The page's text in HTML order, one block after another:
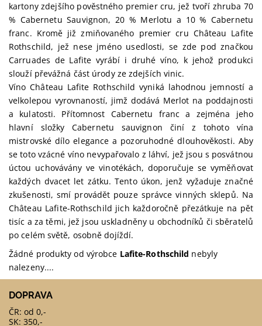
kartony zdejšího pověstného premier cru, jež tvoří zhruba 70
% Cabernetu Sauvignon, 20 % Merlotu a 10 % Cabernetu
franc. Kromě již zmiňovaného premier cru Château Lafite
Rothschild, jež nese jméno usedlosti, se zde pod značkou
Carruades de Lafite vyrábí i druhé víno, k jehož produkci
slouží převážná část úrody ze zdejších vinic.
Víno Château Lafite Rothschild vyniká lahodnou jemností a
velkolepou vyrovnaností, jimž dodává Merlot na poddajnosti
a kulatosti. Přítomnost Cabernetu franc a zejména jeho
hlavní složky Cabernetu sauvignon činí z tohoto vína
mistrovské dílo elegance a pozoruhodné dlouhověkosti. Aby
se toto vzácné víno nevypařovalo z láhví, jež jsou s posvátnou
úctou uchovávány ve vinotékách, doporučuje se vyměňovat
každých dvacet let zátku. Tento úkon, jenž vyžaduje značné
zkušenosti, smí provádět pouze správce vinných sklepů. Na
Château Lafite-Rothschild jich každoročně přezátkuje na pět
tisíc a za těmi, jež jsou uskladněny u obchodníků či sběratelů
po celém světě, osobně dojíždí.
Žádné produkty od výrobce Lafite-Rothschild nebyly
nalezeny....
DOPRAVA
ČR: od 0,-
SK: 350,-